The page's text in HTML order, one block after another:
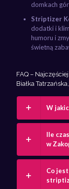
domkach
Striptizer
dodatki i
humoru i
świetną
FAQ –
Białka
W
Ile
w
Co